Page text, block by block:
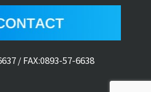
/ FAX:0893-57-6638